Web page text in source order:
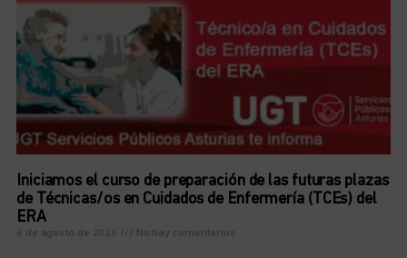
Iniciamos el curso de preparación de las futuras plazas
de Técnicas/os en Cuidados de Enfermería (TCEs) del
ERA
6 de agosto de 2026 No hay comentarios